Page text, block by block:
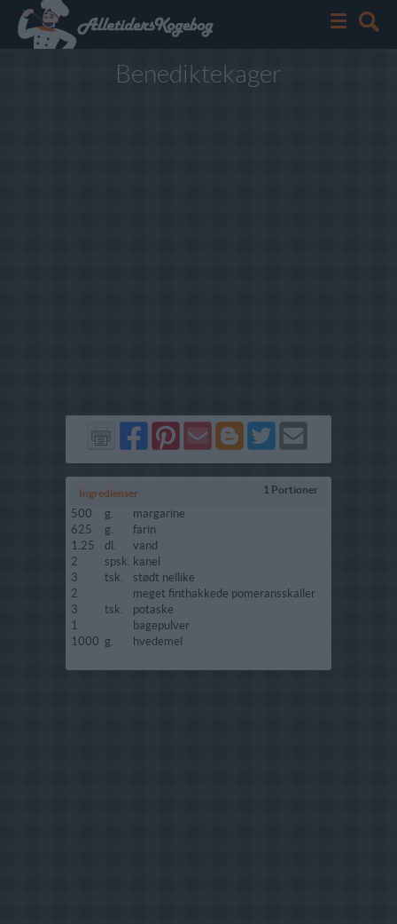
Benediktekager
Del
på
Facebook
Del
på
Pinterest
Send
via
GMail
Del
på
Blogger
Del
på
Twitter
Send
Ingredienser 1 Portioner
500 g.
margarine
625
g.
farin
1.25
dl.
vand
2
spsk. kanel
3
tsk.
stødt nellike
2
meget finthakkede pomeransskaller
3
tsk.
potaske
1
bagepulver
1000 g. hvedemel